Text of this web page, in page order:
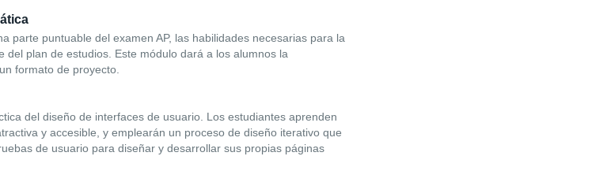
parte puntuable del examen AP, las habilidades necesarias para la
plan de estudios. Este módulo dará a los alumnos la
formato de proyecto.
del diseño de interfaces de usuario. Los estudiantes aprenden
y accesible, y emplearán un proceso de diseño iterativo que
de usuario para diseñar y desarrollar sus propias páginas